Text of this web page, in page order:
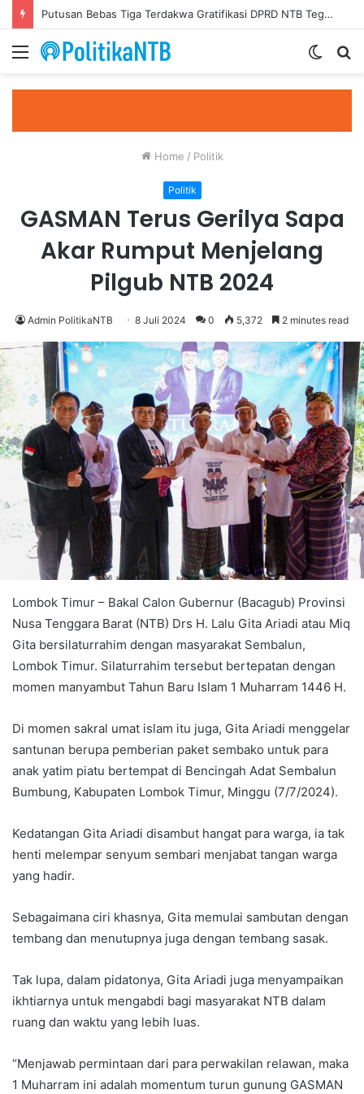
Putusan Bebas Tiga Terdakwa Gratifikasi DPRD NTB Tegaskan Keadilan Berdasarkan Fakta Persidangan
Menu
Switch
Home / Politik
Politik
GASMAN Terus Gerilya Sapa
Akar Rumput Menjelang
Pilgub NTB 2024
Admin PolitikaNTB 8 Juli 2024 0 5,372 2 minutes read
Lombok Timur – Bakal Calon Gubernur (Bacagub) Provinsi
Nusa Tenggara Barat (NTB) Drs H. Lalu Gita Ariadi atau Miq
Gita bersilaturrahim dengan masyarakat Sembalun,
Lombok Timur. Silaturrahim tersebut bertepatan dengan
momen manyambut Tahun Baru Islam 1 Muharram 1446 H.
Di momen sakral umat islam itu juga, Gita Ariadi menggelar
santunan berupa pemberian paket sembako untuk para
anak yatim piatu bertempat di Bencingah Adat Sembalun
Bumbung, Kabupaten Lombok Timur, Minggu (7/7/2024).
Kedatangan Gita Ariadi disambut hangat para warga, ia tak
henti melempar senyum sembari menjabat tangan warga
yang hadir.
Sebagaimana ciri khasnya, Gita memulai sambutan dengan
tembang dan menutupnya juga dengan tembang sasak.
Tak lupa, dalam pidatonya, Gita Ariadi juga menyampaikan
ikhtiarnya untuk mengabdi bagi masyarakat NTB dalam
ruang dan waktu yang lebih luas.
“Menjawab permintaan dari para perwakilan relawan, maka
1 Muharram ini adalah momentum turun gunung GASMAN